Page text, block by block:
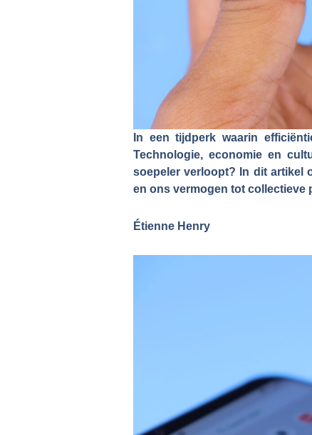
In een tijdperk waarin
Technologie, economie en
soepeler verloopt? In dit artikel
en ons vermogen tot collectieve
Étienne Henry